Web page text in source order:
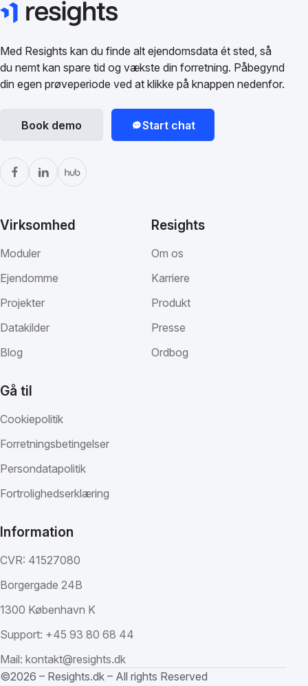
Med Resights kan du finde alt ejendomsdata ét sted, så
du nemt kan spare tid og vækste din forretning. Påbegynd
din egen prøveperiode ved at klikke på knappen nedenfor.
Book demo Start chat
Virksomhed
Moduler
Ejendomme
Projekter
Datakilder
Blog
Resights
Om os
Karriere
Produkt
Presse
Ordbog
Gå til
Cookiepolitik
Forretningsbetingelser
Persondatapolitik
Fortrolighedserklæring
Information
CVR: 41527080
Borgergade 24B
1300 København K
Support: +45 93 80 68 44
Mail: kontakt@resights.dk
©2026 – Resights.dk – All rights Reserved